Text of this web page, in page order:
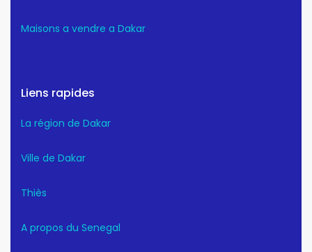
Maisons a vendre a Dakar
Liens rapides
La région de Dakar
Ville de Dakar
Thiès
A propos du Senegal